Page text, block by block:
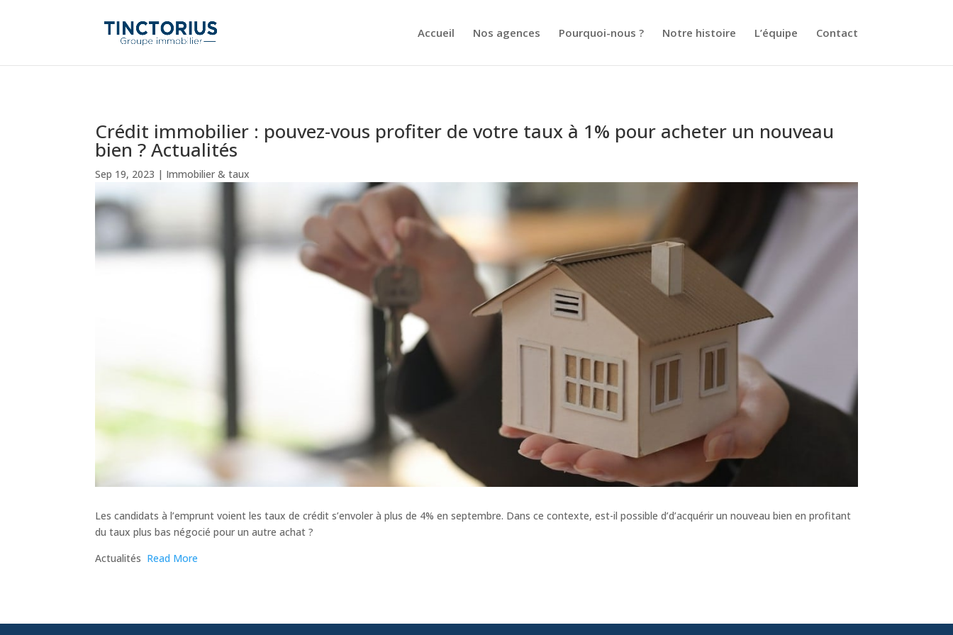
Accueil Nos agences Pourquoi-nous ? Notre histoire L’équipe Contact
Crédit immobilier : pouvez-vous profiter de votre taux à 1% pour acheter un nouveau
bien ? Actualités
Sep 19, 2023 | Immobilier & taux
Les candidats à l’emprunt voient les taux de crédit s’envoler à plus de 4% en septembre. Dans ce contexte, est-il possible d’d’acquérir un nouveau bien en profitant
du taux plus bas négocié pour un autre achat ?
​Actualités Read More